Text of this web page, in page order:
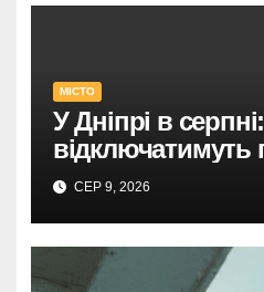
МІСТО
У Дніпрі в
відключатимуть
список адрес і
СЕР 9, 2026